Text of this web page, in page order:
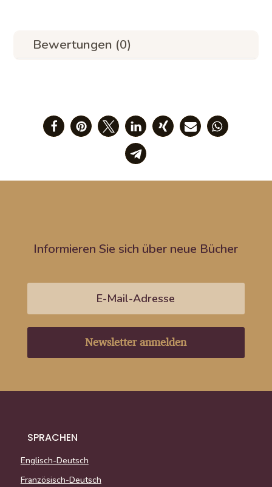
Bewertungen (0)
Informieren Sie sich über neue Bücher
Newsletter anmelden
SPRACHEN
Englisch-Deutsch
Französisch-Deutsch